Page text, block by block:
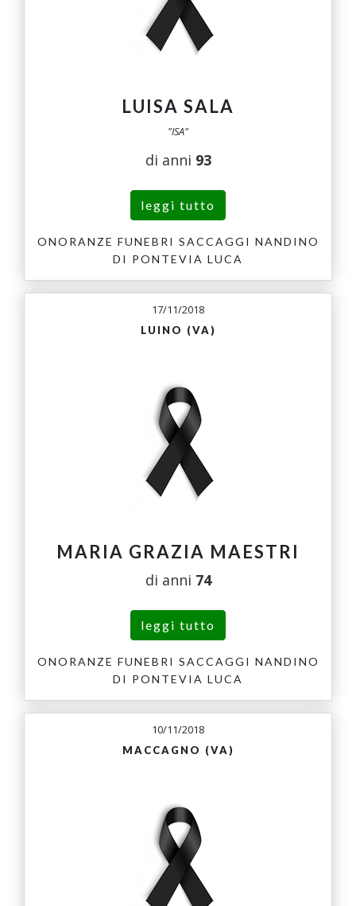
LUISA SALA
"ISA"
di anni 93
leggi tutto
ONORANZE FUNEBRI SACCAGGI NANDINO
DI PONTEVIA LUCA
17/11/2018
LUINO (VA)
MARIA GRAZIA MAESTRI
di anni 74
leggi tutto
ONORANZE FUNEBRI SACCAGGI NANDINO
DI PONTEVIA LUCA
10/11/2018
MACCAGNO (VA)